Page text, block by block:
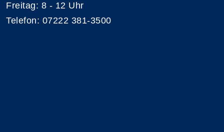
Freitag: 8 - 12 Uhr
Telefon: 07222 381-3500